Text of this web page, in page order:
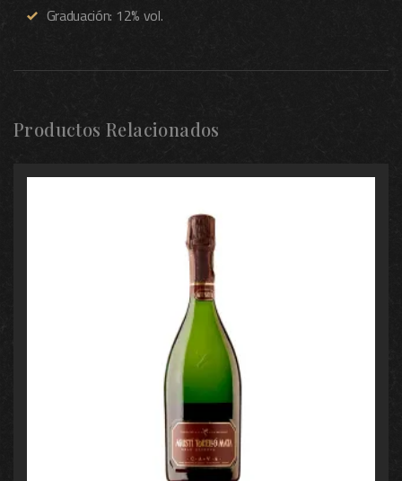
Graduación: 12% vol.
Productos Relacionados